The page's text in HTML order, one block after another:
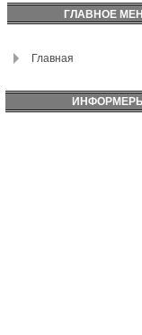
ГЛАВНОЕ
Главная
ИНФОРМЕРЫ